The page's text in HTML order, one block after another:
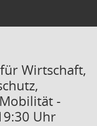
Wirtschaft,
-
Uhr